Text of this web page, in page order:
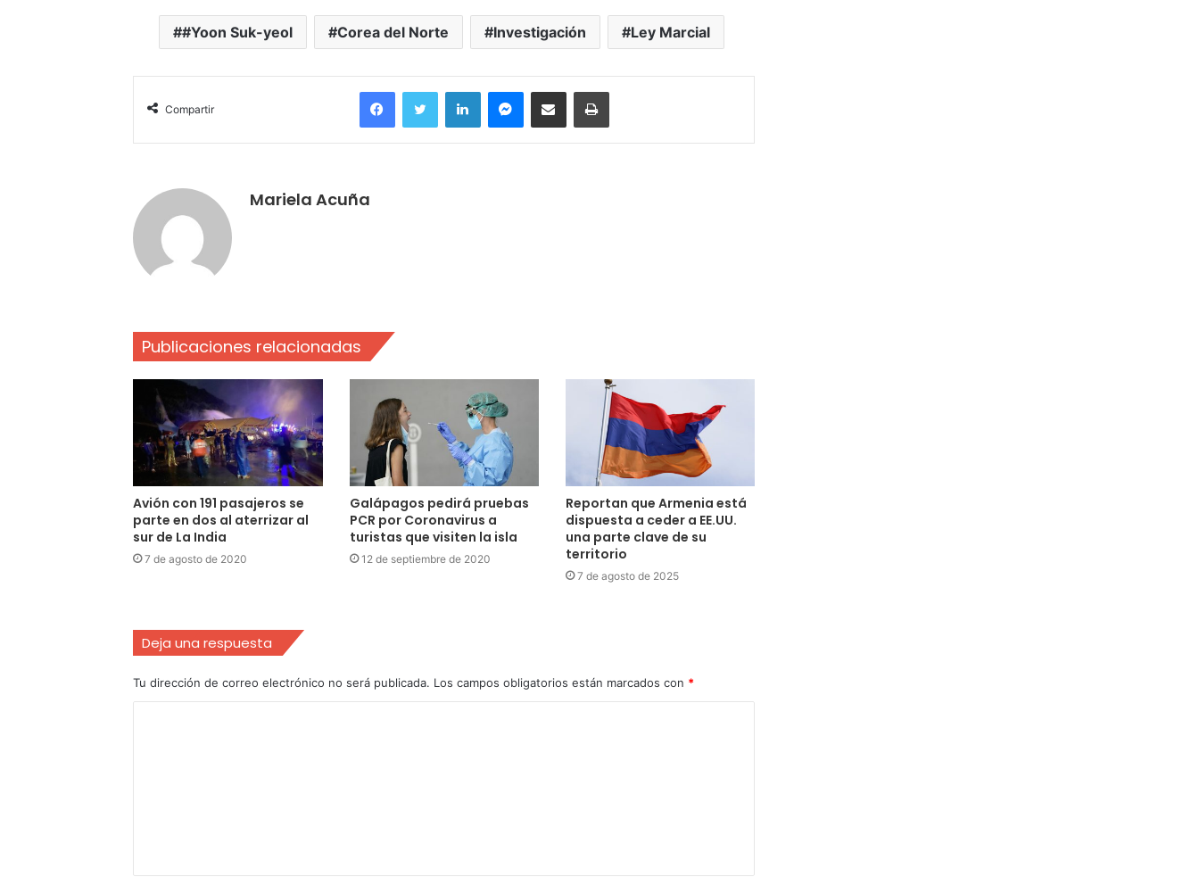
#Yoon Suk-yeol Corea del Norte Investigación Ley Marcial
Compartir
FacebookTwitter LinkedInMessengerCompartir por correo electrónicoImprimir
Mariela Acuña
Publicaciones relacionadas
Avión con 191 pasajeros se
parte en dos al aterrizar al
sur de La India
7 de agosto de 2020
Galápagos pedirá pruebas
PCR por Coronavirus a
turistas que visiten la isla
12 de septiembre de 2020
Reportan que Armenia está
dispuesta a ceder a EE.UU.
una parte clave de su
territorio
7 de agosto de 2025
Deja una respuesta
Tu dirección de correo electrónico no será publicada. Los campos obligatorios están marcados con *